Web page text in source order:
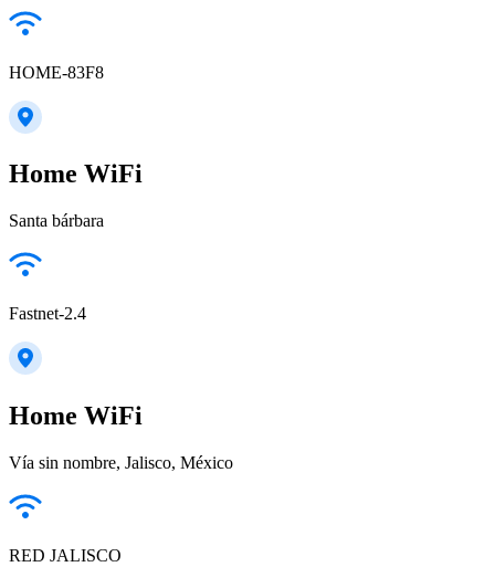
HOME-83F8
Home WiFi
Santa bárbara
Fastnet-2.4
Home WiFi
Vía sin nombre, Jalisco, México
RED JALISCO